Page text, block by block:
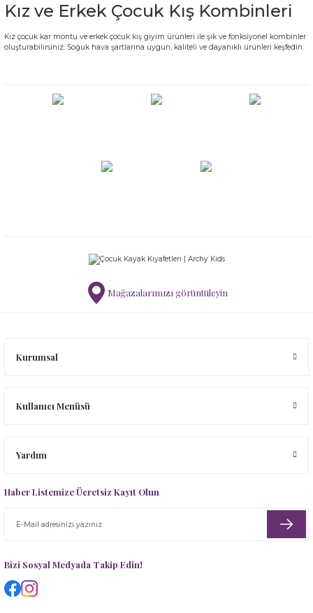
Kız ve Erkek Çocuk Kış Kombinleri
Kız çocuk kar montu ve erkek çocuk kış giyim ürünleri ile şık ve fonksiyonel kombinler
oluşturabilirsiniz. Soğuk hava şartlarına uygun, kaliteli ve dayanıklı ürünleri keşfedin.
Mağazalarımızı görüntüleyin
Kurumsal
Kullanıcı Menüsü
Yardım
Haber Listemize Ücretsiz Kayıt Olun
Bizi Sosyal Medyada Takip Edin!